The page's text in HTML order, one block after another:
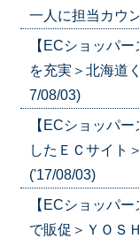
一人に担当カウ
【ECショッパ
を充実＞北海道
7/08/03)
【ECショッパ
したＥＣサイト
('17/08/03)
【ECショッパ
で販促＞ＹＯＳ